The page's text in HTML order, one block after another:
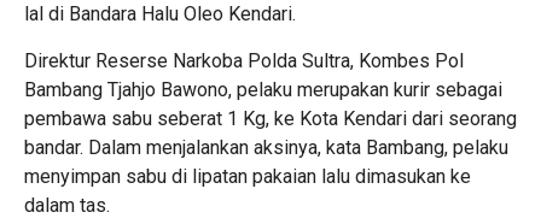
lal di Bandara Halu Oleo Kendari.
Direktur Reserse Narkoba Polda Sultra, Kombes Pol
Bambang Tjahjo Bawono, pelaku merupakan kurir sebagai
pembawa sabu seberat 1 Kg, ke Kota Kendari dari seorang
bandar. Dalam menjalankan aksinya, kata Bambang, pelaku
menyimpan sabu di lipatan pakaian lalu dimasukan ke
dalam tas.